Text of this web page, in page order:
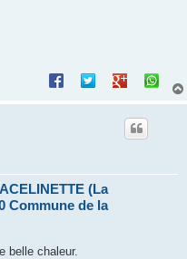
(La
Commune de la
belle chaleur.